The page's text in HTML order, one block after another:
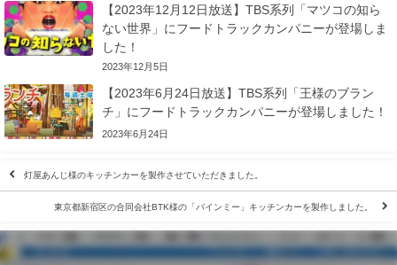
【2023年12月12日放送】TBS系列「マツコの知ら
ない世界」にフードトラックカンパニーが登場しま
した！
2023年12月5日
【2023年6月24日放送】TBS系列「王様のブラン
チ」にフードトラックカンパニーが登場しました！
2023年6月24日
灯屋あんじ様のキッチンカーを製作させていただきました。
東京都新宿区の合同会社BTK様の「バインミー」キッチンカーを製作しました。